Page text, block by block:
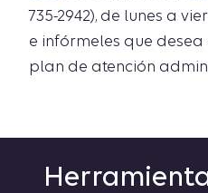
735-2942), de lunes a
e infórmeles que
plan de atención